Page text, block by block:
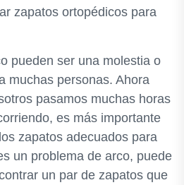
zapatos ortopédicos para
pueden ser una molestia o
muchas personas. Ahora
pasamos muchas horas
es más importante
zapatos adecuados para
un problema de arco, puede
un par de zapatos que